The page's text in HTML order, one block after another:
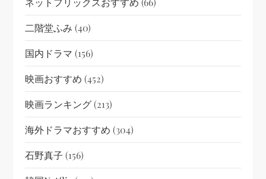
二階堂ふみ (40)
国内ドラマ (156)
映画おすすめ (452)
映画ランキング(213)
海外ドラマおすすめ (304)
石野真子 (156)